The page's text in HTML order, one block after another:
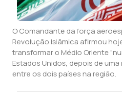
O Comandante da força
Revolução Islâmica afirmou
transformar o Médio Oriente
Estados Unidos, depois de
entre os dois países na região.